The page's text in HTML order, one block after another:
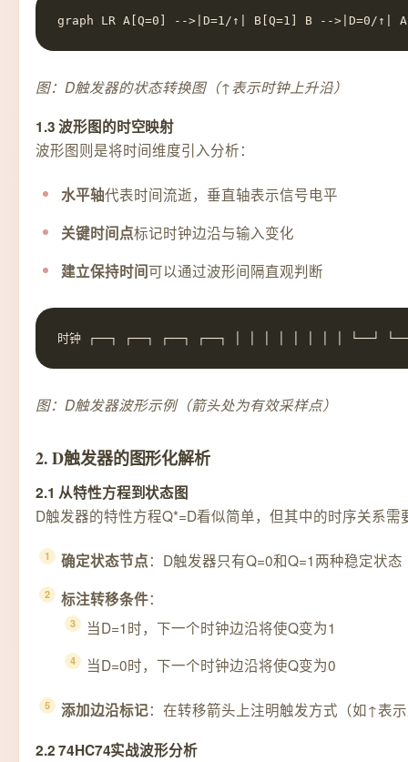
graph LR A[Q=0] -->|D=1/↑| B[Q=1] B -->|D=0/↑|
图：D触发器的状态转换图（↑表示时钟上升沿）
1.3 波形图的时空映射
波形图则是将时间维度引入分析：
水平轴代表时间流逝，垂直轴表示信号电平
关键时间点标记时钟边沿与输入变化
建立保持时间可以通过波形间隔直观判断
时钟 ┌──┐ ┌──┐ ┌──┐ ┌──┐ │ │ │ │ │ │ │ │ └──┘
图：D触发器波形示例（箭头处为有效采样点）
2. D触发器的图形化解析
2.1 从特性方程到状态图
D触发器的特性方程Q*=D看似简单，但其中的时序关系
确定状态节点：D触发器只有Q=0和Q=1两种稳定状态
标注转移条件：
当D=1时，下一个时钟边沿将使Q变为1
当D=0时，下一个时钟边沿将使Q变为0
添加边沿标记：在转移箭头上注明触发方式（如↑表
2.2 74HC74实战波形分析